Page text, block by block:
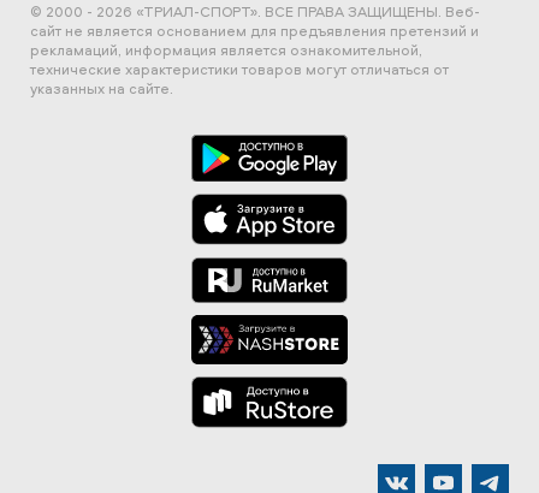
© 2000 - 2026 «ТРИАЛ-СПОРТ». ВСЕ ПРАВА ЗАЩИЩЕНЫ. Веб-
сайт не является основанием для предъявления претензий и
рекламаций, информация является ознакомительной,
технические характеристики товаров могут отличаться от
указанных на сайте.